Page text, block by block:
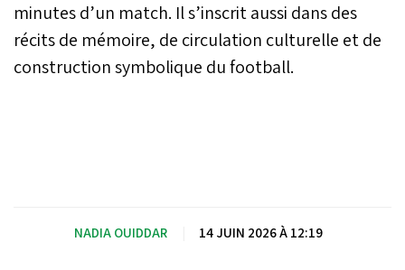
minutes d’un match. Il s’inscrit aussi dans des
récits de mémoire, de circulation culturelle et de
construction symbolique du football.
NADIA OUIDDAR 14 JUIN 2026 À 12:19